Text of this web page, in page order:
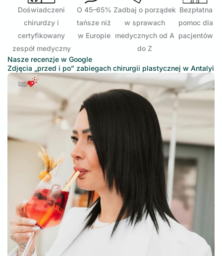
Doświadczeni
chirurdzy i
certyfikowany
zespół medyczny
O 45–65%
tańsze niż
w Europie
Zadbaj o porządek
w sprawach
medycznych od A
do Z
Bezpłatna
pomoc dla
pacjentów
Nasze recenzje w Google
Zdjęcia „przed i po” zabiegach chirurgii plastycznej w Antalyi